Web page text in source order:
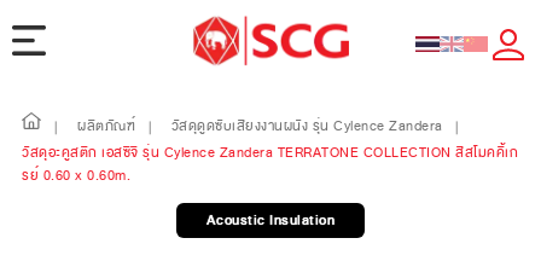
| ผลิตภัณฑ์ | วัสดุดูดซับเสียงงานผนัง รุ่น Cylence Zandera
|
วัสดุอะคูสติก เอสซีจี รุ่น Cylence Zandera TERRATONE COLLECTION สีสโมคคี้เก
รย์ 0.60 x 0.60m.
Acoustic Insulation